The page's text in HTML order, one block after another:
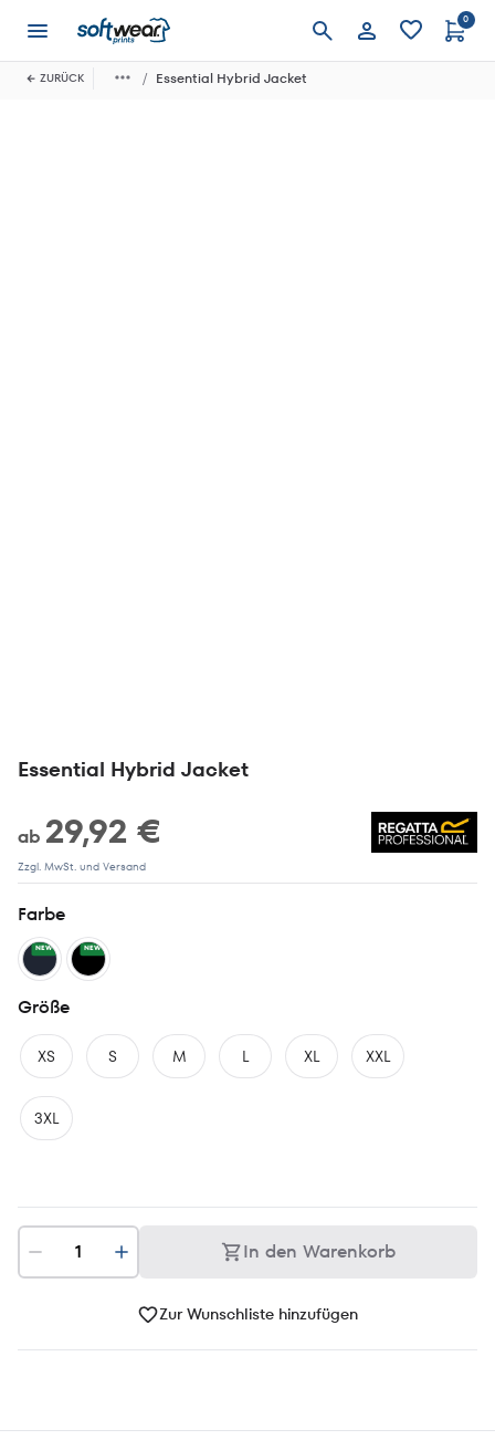
Anmelden
0
ZURÜCK Essential Hybrid Jacket
Essential Hybrid Jacket
ab 29,92 €
Zzgl. MwSt. und Versand
Farbe
NEW NEW
Größe
XS S M L XL XXL
3XL
In den Warenkorb
Zur Wunschliste hinzufügen